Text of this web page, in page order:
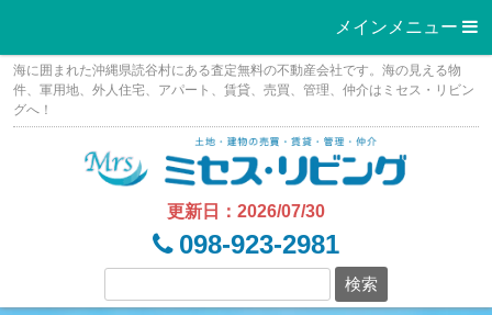
メインメニュー 
Skip
content
海に囲まれた沖縄県読谷村にある査定無料の不動産会社です。海の見える物
件、軍用地、外人住宅、アパート、賃貸、売買、管理、仲介はミセス・リビン
グへ！
更新日：2026/07/30
098-923-2981